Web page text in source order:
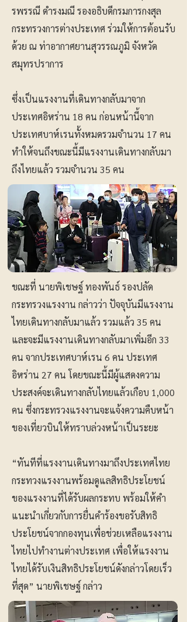
รพรรณี ดำรงมณี รองอธิบดีกรมการกงสุล
กระทรวงการต่างประเทศ ร่วมให้การต้อนรับ
ด้วย ณ ท่าอากาศยานสุวรรณภูมิ จังหวัด
สมุทรปราการ
ซึ่งเป็นแรงงานที่เดินทางกลับมาจาก
ประเทศอิหร่าน 18 คน ก่อนหน้านี้จาก
ประเทศบาห์เรนทั้งหมดรวมจำนวน 17 คน
ทำให้จนถึงขณะนี้มีแรงงานเดินทางกลับมา
ถึงไทยแล้ว รวมจำนวน 35 คน
ขณะที่ นายพิเชษฐ์ ทองพันธ์ รองปลัด
กระทรวงแรงงาน กล่าวว่า ปัจจุบันมีแรงงาน
ไทยเดินทางกลับมาแล้ว รวมแล้ว 35 คน
และจะมีแรงงานเดินทางกลับมาเพิ่มอีก 33
คน จากประเทศบาห์เรน 6 คน ประเทศ
อิหร่าน 27 คน โดยขณะนี้มีผู้แสดงความ
ประสงค์จะเดินทางกลับไทยแล้วเกือบ 1,000
คน ซึ่งกระทรวงแรงงานจะแจ้งความคืบหน้า
ของเที่ยวบินให้ทราบล่วงหน้าเป็นระยะ
“ทันทีที่แรงงานเดินทางมาถึงประเทศไทย
กระทวงแรงงานพร้อมดูแลสิทธิประโยชน์
ของแรงงานที่ได้รับผลกระทบ พร้อมให้คำ
แนะนำเกี่ยวกับการยื่นคำร้องขอรับสิทธิ
ประโยชน์จากกองทุนเพื่อช่วยเหลือแรงงาน
ไทยไปทำงานต่างประเทศ เพื่อให้แรงงาน
ไทยได้รับเงินสิทธิประโยชน์ดังกล่าวโดยเร็ว
ที่สุด” นายพิเชษฐ์ กล่าว